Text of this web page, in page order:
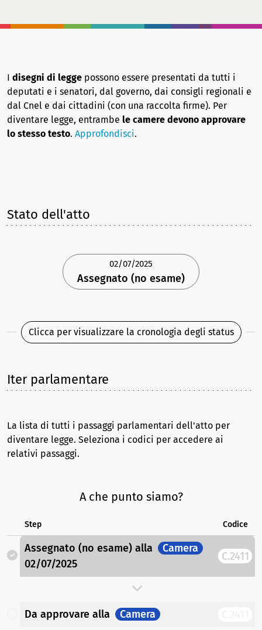
I disegni di legge possono essere presentati da tutti i
deputati e i senatori, dal governo, dai consigli regionali e
dal Cnel e dai cittadini (con una raccolta firme). Per
diventare legge, entrambe le camere devono approvare
lo stesso testo. Approfondisci.
Stato dell'atto
02/07/2025
Assegnato (no esame)
Clicca per visualizzare la cronologia degli status
Iter parlamentare
La lista di tutti i passaggi parlamentari dell'atto per
diventare legge. Seleziona i codici per accedere ai
relativi passaggi.
A che punto siamo?
Step Codice
Assegnato (no esame) alla
Camera
02/07/2025
C.2411
Da approvare alla Camera